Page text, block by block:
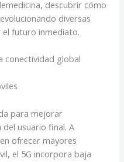
descubrir cómo
diversas
el futuro inmediato.
conectividad global
para mejorar
usuario final. A
ofrecer mayores
el 5G incorpora baja